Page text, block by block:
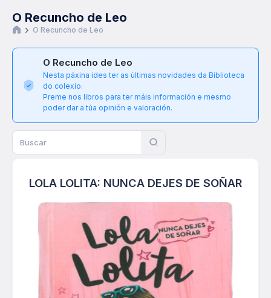
O Recuncho de Leo
O Recuncho de Leo
O Recuncho de Leo
Nesta páxina ides ter as últimas novidades da Biblioteca
do colexio.
Preme nos libros para ter máis información e mesmo
poder dar a túa opinión e valoración.
LOLA LOLITA: NUNCA DEJES DE SOÑAR